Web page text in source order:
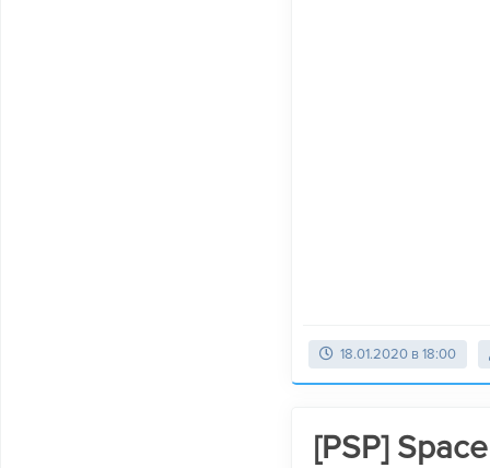
18.01.2020 в 18:00
[PSP]